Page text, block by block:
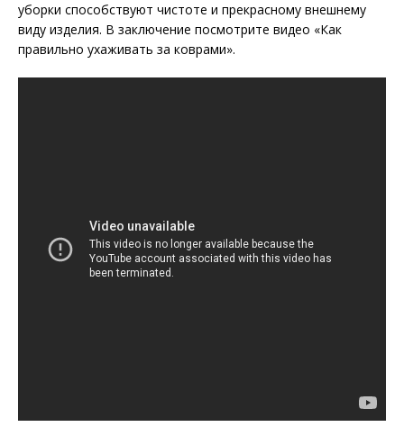
уборки способствуют чистоте и прекрасному внешнему
виду изделия. В заключение посмотрите видео «Как
правильно ухаживать за коврами».